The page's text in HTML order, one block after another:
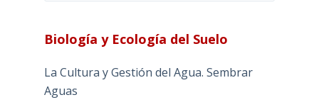
Biología y Ecología del Suelo
La Cultura y Gestión del Agua. Sembrar
Aguas